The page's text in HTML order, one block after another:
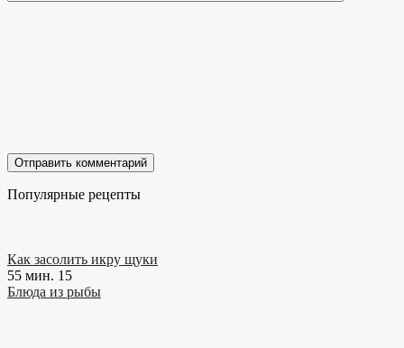
Популярные рецепты
Как засолить икру щуки
55 мин. 15
Блюда из рыбы